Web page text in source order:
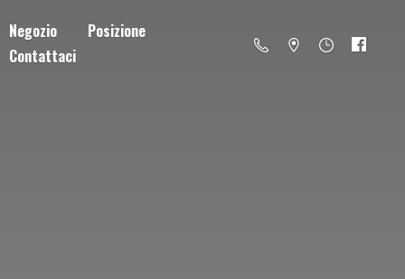
Negozio
Posizione
Contattaci